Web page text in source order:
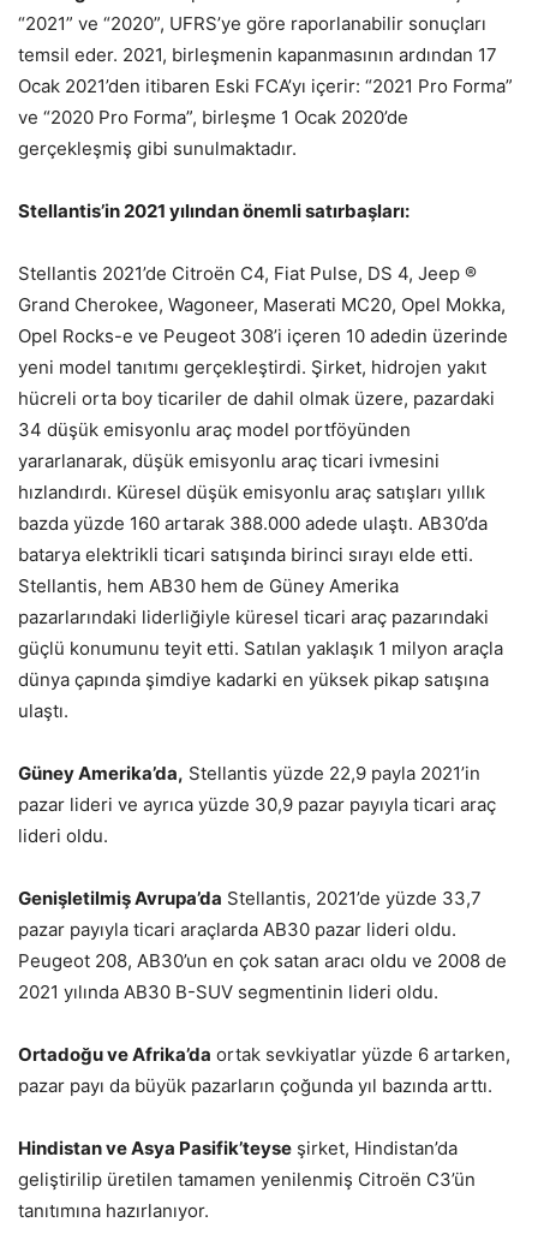
“2021” ve “2020”, UFRS’ye göre raporlanabilir sonuçları
temsil eder. 2021, birleşmenin kapanmasının ardından 17
Ocak 2021’den itibaren Eski FCA’yı içerir: “2021 Pro Forma”
ve “2020 Pro Forma”, birleşme 1 Ocak 2020’de
gerçekleşmiş gibi sunulmaktadır.
Stellantis’in 2021 yılından önemli satırbaşları:
Stellantis 2021’de Citroën C4, Fiat Pulse, DS 4, Jeep ®
Grand Cherokee, Wagoneer, Maserati MC20, Opel Mokka,
Opel Rocks-e ve Peugeot 308’i içeren 10 adedin üzerinde
yeni model tanıtımı gerçekleştirdi. Şirket, hidrojen yakıt
hücreli orta boy ticariler de dahil olmak üzere, pazardaki
34 düşük emisyonlu araç model portföyünden
yararlanarak, düşük emisyonlu araç ticari ivmesini
hızlandırdı. Küresel düşük emisyonlu araç satışları yıllık
bazda yüzde 160 artarak 388.000 adede ulaştı. AB30’da
batarya elektrikli ticari satışında birinci sırayı elde etti.
Stellantis, hem AB30 hem de Güney Amerika
pazarlarındaki liderliğiyle küresel ticari araç pazarındaki
güçlü konumunu teyit etti. Satılan yaklaşık 1 milyon araçla
dünya çapında şimdiye kadarki en yüksek pikap satışına
ulaştı.
Güney Amerika’da, Stellantis yüzde 22,9 payla 2021’in
pazar lideri ve ayrıca yüzde 30,9 pazar payıyla ticari araç
lideri oldu.
Genişletilmiş Avrupa’da Stellantis, 2021’de yüzde 33,7
pazar payıyla ticari araçlarda AB30 pazar lideri oldu.
Peugeot 208, AB30’un en çok satan aracı oldu ve 2008 de
2021 yılında AB30 B-SUV segmentinin lideri oldu.
Ortadoğu ve Afrika’da ortak sevkiyatlar yüzde 6 artarken,
pazar payı da büyük pazarların çoğunda yıl bazında arttı.
Hindistan ve Asya Pasifik’teyse şirket, Hindistan’da
geliştirilip üretilen tamamen yenilenmiş Citroën C3’ün
tanıtımına hazırlanıyor.